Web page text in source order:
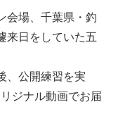
会場、千葉県・釣
来日をしていた五
、公開練習を実
ジナル動画でお届